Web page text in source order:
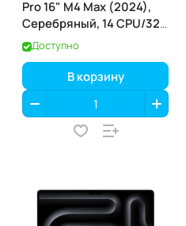
Pro 16" M4 Max (2024),
Серебряный, 14 CPU/32
GPU, 36 RAM 1ТБ SSD
(MX2V3)
Доступно
В корзину